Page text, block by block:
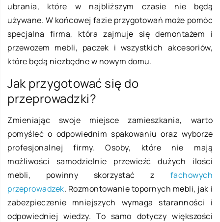
ubrania, które w najbliższym czasie nie będą
używane. W końcowej fazie przygotowań może pomóc
specjalna firma, która zajmuje się demontażem i
przewozem mebli, paczek i wszystkich akcesoriów,
które będą niezbędne w nowym domu.
Jak przygotować się do
przeprowadzki?
Zmieniając swoje miejsce zamieszkania, warto
pomyśleć o odpowiednim spakowaniu oraz wyborze
profesjonalnej firmy. Osoby, które nie mają
możliwości samodzielnie przewieźć dużych ilości
mebli, powinny skorzystać z fachowych
przeprowadzek. Rozmontowanie topornych mebli, jak i
zabezpieczenie mniejszych wymaga staranności i
odpowiedniej wiedzy. To samo dotyczy większości